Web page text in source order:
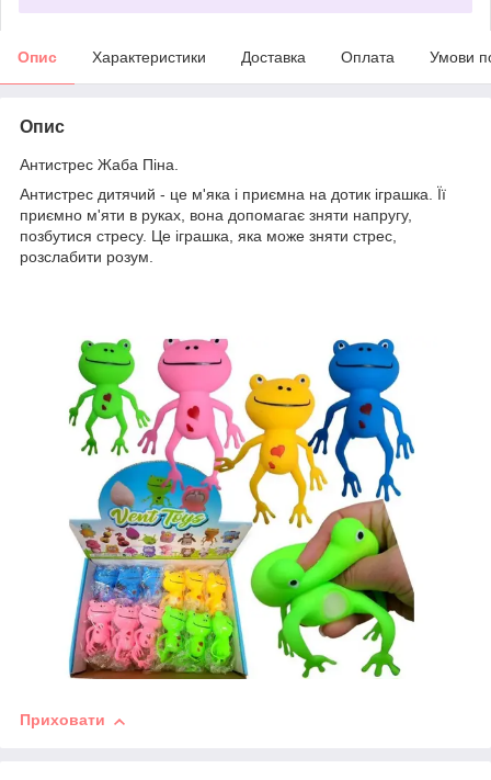
Опис Характеристики Доставка Оплата Умови
Опис
Антистрес Жаба Піна.
Антистрес дитячий - це м'яка і приємна на дотик іграшка. Її
приємно м'яти в руках, вона допомагає зняти напругу,
позбутися стресу. Це іграшка, яка може зняти стрес,
розслабити розум.
Приховати